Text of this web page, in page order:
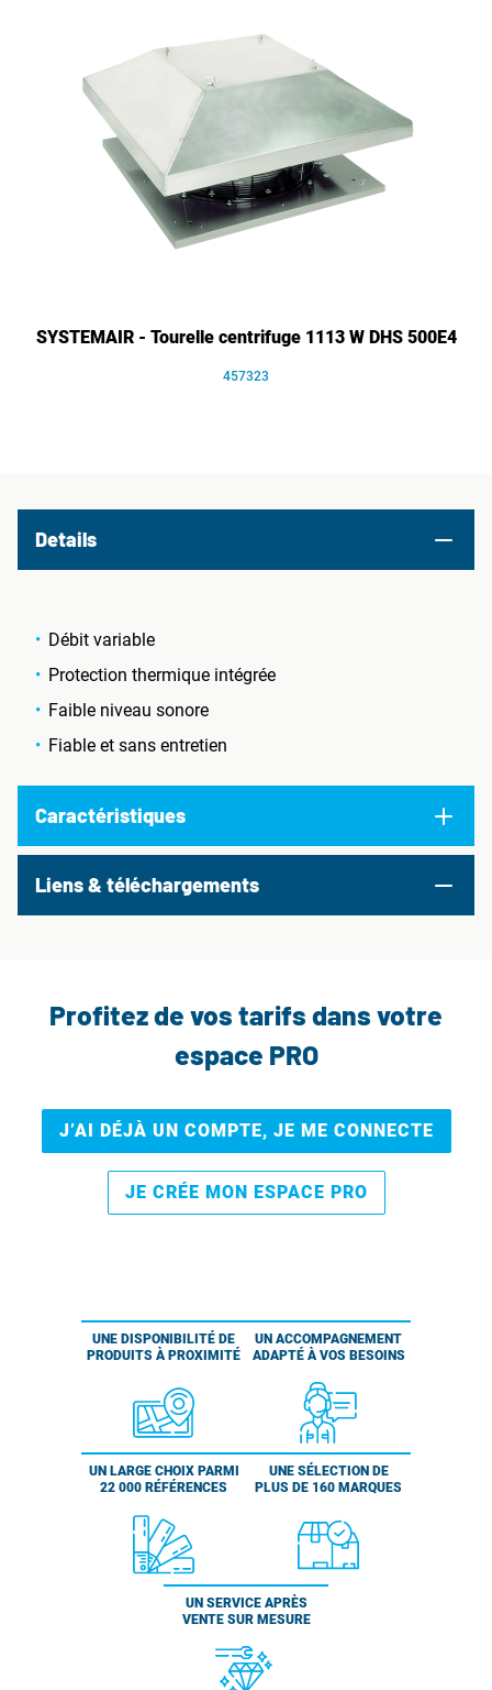
SYSTEMAIR - Tourelle centrifuge 1113 W DHS 500E4
457323
Details
Débit variable
Protection thermique intégrée
Faible niveau sonore
Fiable et sans entretien
Caractéristiques
Liens & téléchargements
Profitez de vos tarifs dans votre
espace PRO
J’AI DÉJÀ UN COMPTE, JE ME CONNECTE
JE CRÉE MON ESPACE PRO
UNE DISPONIBILITÉ DE
PRODUITS À PROXIMITÉ
UN ACCOMPAGNEMENT
ADAPTÉ À VOS BESOINS
UN LARGE CHOIX PARMI
22 000 RÉFÉRENCES
UNE SÉLECTION DE
PLUS DE 160 MARQUES
UN SERVICE APRÈS
VENTE SUR MESURE